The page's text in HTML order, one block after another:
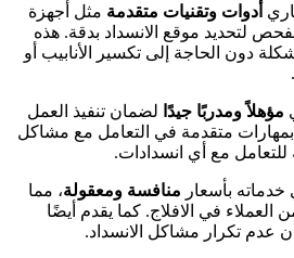
أدوات وتقنيات متقدمة مثل أجهزة
لتحديد موقع الانسداد بدقة. هذه
دون الحاجة إلى تكسير الأنابيب أو
مؤهلاً ومدربًا جيدًا لضمان تنفيذ العمل
بمهارات متقدمة في التعامل مع مشاكل
مع أي انسدادات.
بأسعار منافسة ومعقولة، مما
العملاء في الافلاج. كما يقدم أيضًا
عدم تكرار مشاكل الانسداد.